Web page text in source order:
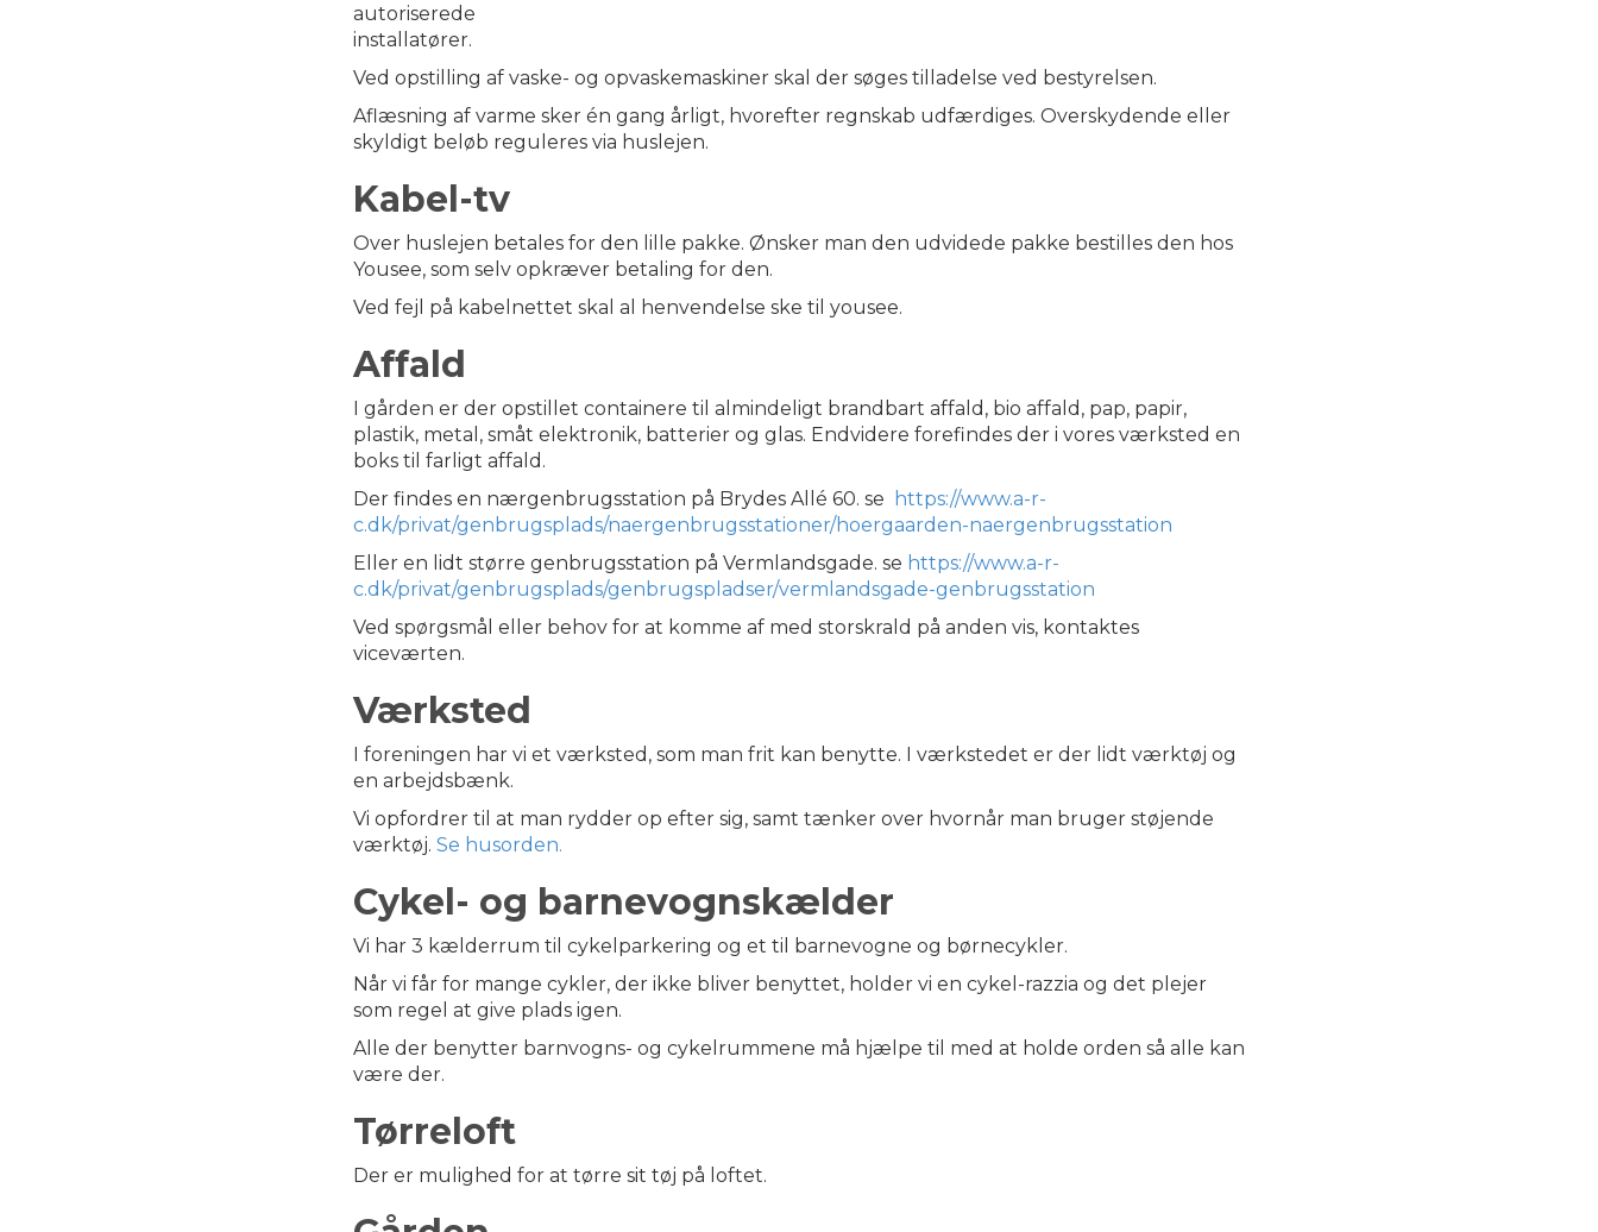
autoriserede
installatører.
Ved opstilling af vaske- og opvaskemaskiner skal der søges tilladelse ved bestyrelsen.
Aflæsning af varme sker én gang årligt, hvorefter regnskab udfærdiges. Overskydende eller
skyldigt beløb reguleres via huslejen.
Kabel-tv
Over huslejen betales for den lille pakke. Ønsker man den udvidede pakke bestilles den hos
Yousee, som selv opkræver betaling for den.
Ved fejl på kabelnettet skal al henvendelse ske til yousee.
Affald
I gården er der opstillet containere til almindeligt brandbart affald, bio affald, pap, papir,
plastik, metal, småt elektronik, batterier og glas. Endvidere forefindes der i vores værksted en
boks til farligt affald.
Der findes en nærgenbrugsstation på Brydes Allé 60. se
https://www.a-r-
c.dk/privat/genbrugsplads/naergenbrugsstationer/hoergaarden-naergenbrugsstation
Eller en lidt større genbrugsstation på Vermlandsgade. se https://www.a-r-
c.dk/privat/genbrugsplads/genbrugspladser/vermlandsgade-genbrugsstation
Ved spørgsmål eller behov for at komme af med storskrald på anden vis, kontaktes
viceværten.
Værksted
I foreningen har vi et værksted, som man frit kan benytte. I værkstedet er der lidt værktøj og
en arbejdsbænk.
Vi opfordrer til at man rydder op efter sig, samt tænker over hvornår man bruger støjende
værktøj. Se husorden.
Cykel- og barnevognskælder
Vi har 3 kælderrum til cykelparkering og et til barnevogne og børnecykler.
Når vi får for mange cykler, der ikke bliver benyttet, holder vi en cykel-razzia og det plejer
som regel at give plads igen.
Alle der benytter barnvogns- og cykelrummene må hjælpe til med at holde orden så alle kan
være der.
Tørreloft
Der er mulighed for at tørre sit tøj på loftet.